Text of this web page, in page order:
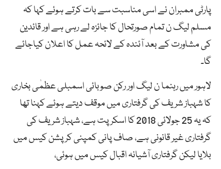
پارٹی ممبران نے اسی مناسبت سے بات کرتے ہوئے کہا کہ
مسلم لیگ ن تمام صورتحال کا جائزہ لے رہی ہے اور قائدین
کی مشاورت کے بعد آئندہ کے لائحہ عمل کا اعلان کیاجائے
گا۔
لاہور میں رہنما ن لیگ اور رکن صوبائی اسمبلی عظمٰی بخاری
کا شہباز شریف کی گرفتاری میں موقف دیتے ہوئے کہنا تھا
کہ یہ 25 جولائی 2018 کا اسکرپت ہے، شہباز شریف کی
گرفتاری غیر قانونی ہے، صاف پانی کمپنی کرپشن کیس میں
بلایا لیکن گرفتاری آشیانہ اقبال کیس میں ہوئی،